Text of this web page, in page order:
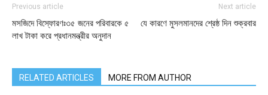
Previous article
মসজিদে বিস্ফোরণঃ৩৫ জনের পরিবারকে ৫
লাখ টাকা করে প্রধানমন্ত্রীর অনুদান
Next article
যে কারণে মুসলমানদের শ্রেষ্ঠ দিন শুক্রবার
RELATED ARTICLES MORE FROM AUTHOR